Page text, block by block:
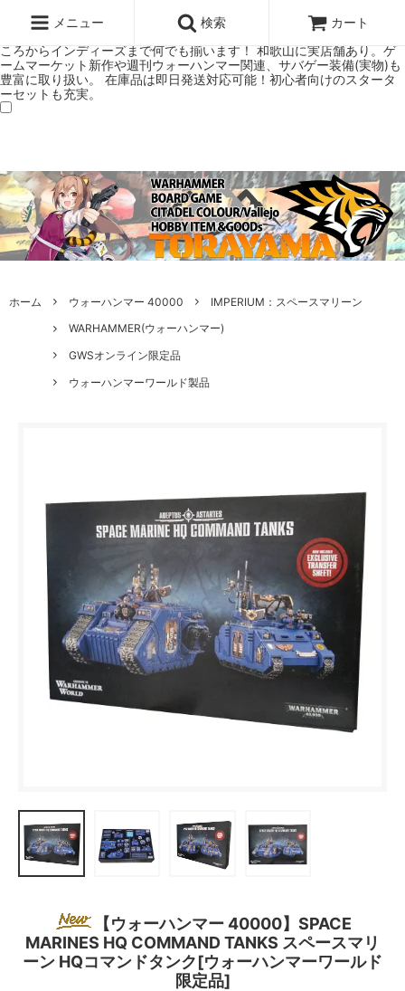
ミアムショップTORAYAMA。通販・オンラインショップです！ ウォー
ハンマーとボードゲームのことなら当店へ！ボードゲームもメジャーど
ころからインディーズまで何でも揃います！ 和歌山に実店舗あり。ゲ
ームマーケット新作や週刊ウォーハンマー関連、サバゲー装備(実物)も
豊富に取り扱い。 在庫品は即日発送対応可能！初心者向けのスタータ
ーセットも充実。
メニュー 検索 カート
ホーム ウォーハンマー 40000
IMPERIUM：スペースマリーン
WARHAMMER(ウォーハンマー)
GWSオンライン限定品
ウォーハンマーワールド製品
【ウォーハンマー 40000】SPACE
MARINES HQ COMMAND TANKS スペースマリ
ーン HQコマンドタンク[ウォーハンマーワールド
限定品]